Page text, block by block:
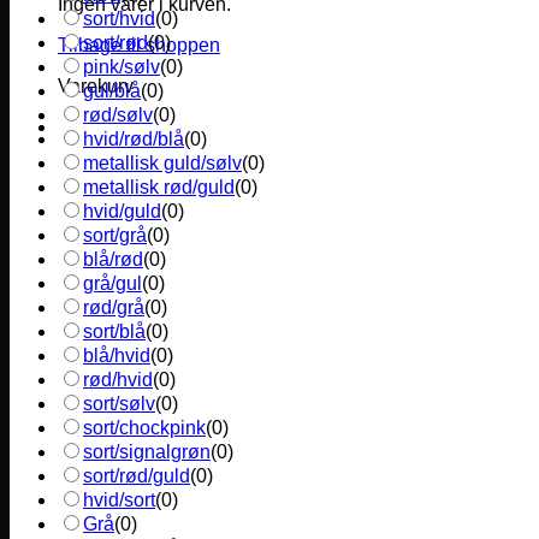
Ingen varer i kurven.
Tilbage til shoppen
Varekurv
sort/hvid(0)
sort/rød(0)
pink/sølv(0)
gul/blå(0)
rød/sølv(0)
hvid/rød/blå(0)
metallisk guld/sølv(0)
metallisk rød/guld(0)
hvid/guld(0)
sort/grå(0)
blå/rød(0)
grå/gul (0)
rød/grå(0)
sort/blå(0)
blå/hvid(0)
rød/hvid(0)
sort/sølv(0)
sort/chockpink(0)
sort/signalgrøn(0)
sort/rød/guld(0)
hvid/sort(0)
Grå(0)